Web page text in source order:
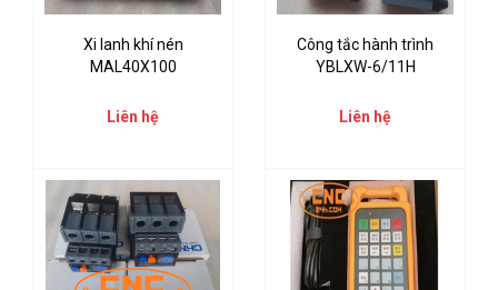
Xi lanh khí nén
MAL40X100
Liên hệ
Công tắc hành trình
YBLXW-6/11H
Liên hệ